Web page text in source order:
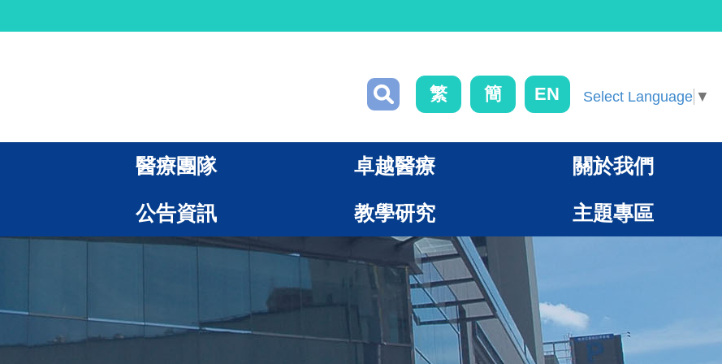
繁 簡 EN Select Language ▼
醫療團隊 卓越醫療 關於我們
公告資訊 教學研究 主題專區